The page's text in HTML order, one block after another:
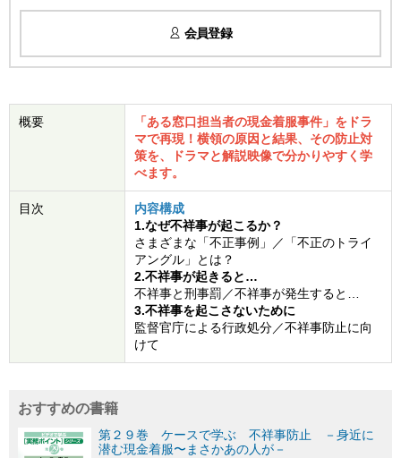
会員登録
概要
「ある窓口担当者の現金着服事件」をドラ
マで再現！横領の原因と結果、その防止対
策を、ドラマと解説映像で分かりやすく学
べます。
目次
内容構成
1.なぜ不祥事が起こるか？
さまざまな「不正事例」／「不正のトライ
アングル」とは？
2.不祥事が起きると…
不祥事と刑事罰／不祥事が発生すると…
3.不祥事を起こさないために
監督官庁による行政処分／不祥事防止に向
けて
おすすめの書籍
第２９巻 ケースで学ぶ 不祥事防止 －身近に
潜む現金着服〜まさかあの人が－